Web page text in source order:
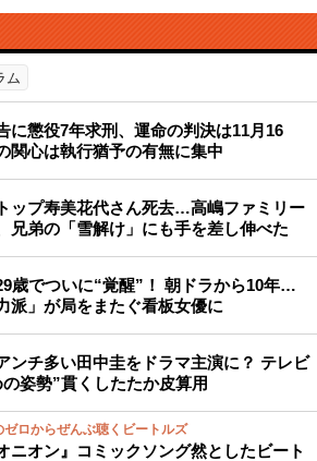
ム
に懲役7年求刑、運命の判決は11月16
関心は執行猶予の有無に集中
ップ寿美花代さん死去…高嶋ファミリー
兄弟の「雪解け」にも手を差し伸べた
歳でついに“覚醒”！ 朝ドラから10年…
派」が局をまたぐ看板女優に
ンチ多い田中圭をドラマ主演に？ テレビ
姿勢”貫くしたたか皮算用
ゼロからぜんぶ聴くビートルズ
ニオン』コミックソング然としたビート